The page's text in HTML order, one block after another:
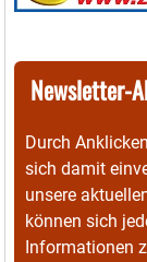
Newsletter-
Durch
sich damit
unsere
können sich
Informationen